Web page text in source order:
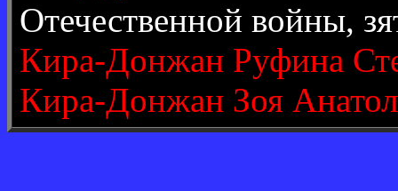
Отечественной войны,
Кира-Донжан Руфина
Кира-Донжан Зоя